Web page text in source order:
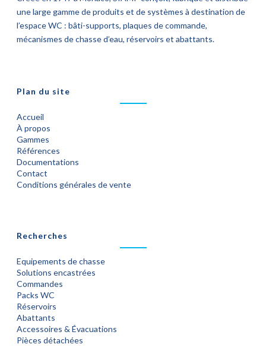
une large gamme de produits et de systèmes à destination de
l’espace WC : bâti-supports, plaques de commande,
mécanismes de chasse d’eau, réservoirs et abattants.
Plan du site
Accueil
À propos
Gammes
Références
Documentations
Contact
Conditions générales de vente
Recherches
Equipements de chasse
Solutions encastrées
Commandes
Packs WC
Réservoirs
Abattants
Accessoires & Évacuations
Pièces détachées